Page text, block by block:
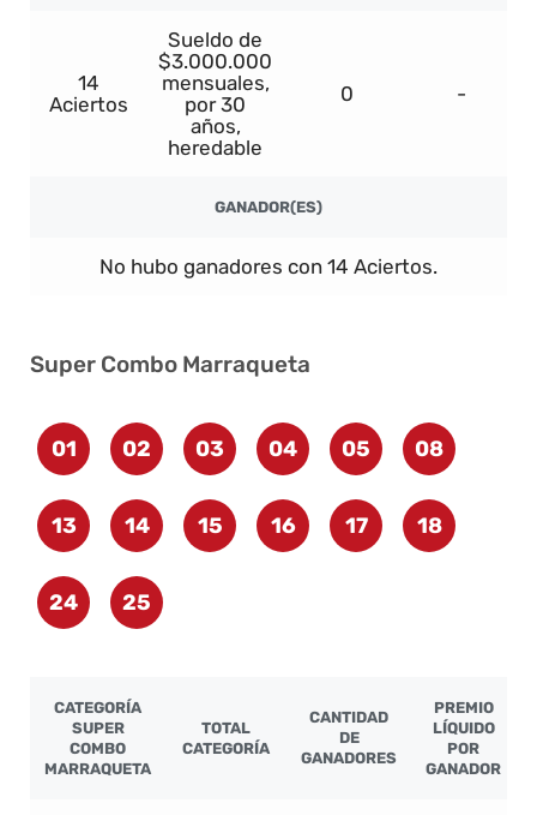
14
Aciertos
Sueldo de
$3.000.000
mensuales,
por 30
años,
heredable
0 -
GANADOR(ES)
No hubo ganadores con 14 Aciertos.
Super Combo Marraqueta
01 02 03 04 05 08
13 14 15 16 17 18
24 25
CATEGORÍA
SUPER
COMBO
MARRAQUETA
TOTAL
CATEGORÍA
CANTIDAD
DE
GANADORES
PREMIO
LÍQUIDO
POR
GANADOR